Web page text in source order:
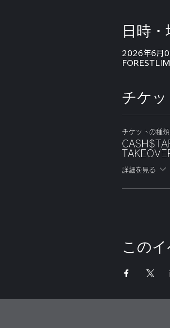
日時
2026年6月
チケ
チケットの種類
詳細を見る
この